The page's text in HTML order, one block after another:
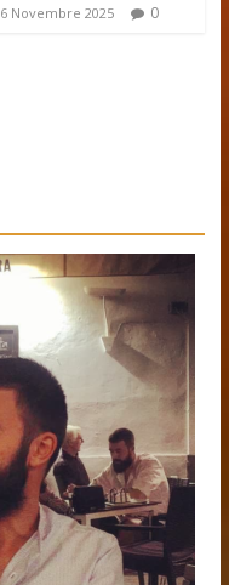
6 Novembre 2025 0